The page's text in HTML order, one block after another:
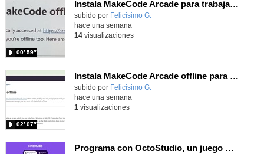
Instala MakeCode Arcade para trabajar offline en tu tablet, ordenador, Chromebook
Contenido educativo.
subido por Felicisimo G.
00′ 59″
hace una semana
14visualizaciones
Instala MakeCode Arcade offline para programar grandes juegos sin necesidad de Internet
Contenido educativo.
subido por Felicisimo G.
02′ 07″
hace una semana
1 visualizaciones
Programa con OctoStudio, un juego de disparos contra Zombies con un cargador basado en el House of the dead